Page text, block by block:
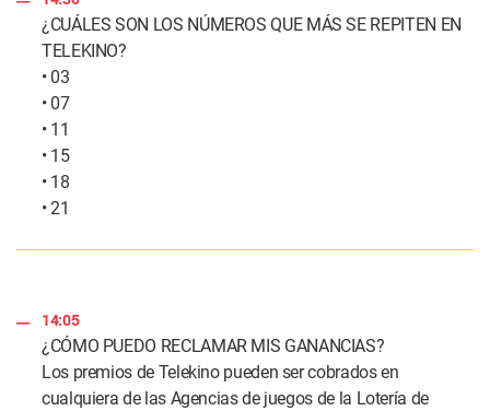
¿CUÁLES SON LOS NÚMEROS QUE MÁS SE REPITEN EN
TELEKINO?
• 03
• 07
• 11
• 15
• 18
• 21
14:05
¿CÓMO PUEDO RECLAMAR MIS GANANCIAS?
Los premios de Telekino pueden ser cobrados en
cualquiera de las Agencias de juegos de la Lotería de